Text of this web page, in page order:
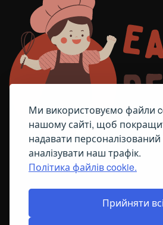
Ми використовуємо файли
нашому сайті, щоб
надавати персоналізований
аналізувати наш трафік.
Політика файлів cookie.
Прийняти всі
ПОЛІТИКА ЩОДО